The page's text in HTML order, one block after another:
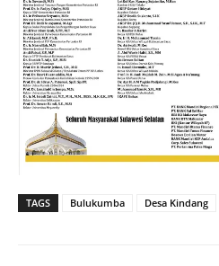
TAGS Bulukumba Desa Kindang